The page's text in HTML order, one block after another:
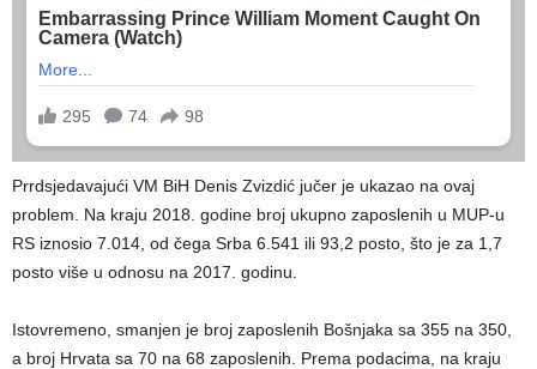
Prrdsjedavajući VM BiH Denis Zvizdić jučer je ukazao na ovaj
problem. Na kraju 2018. godine broj ukupno zaposlenih u MUP-u
RS iznosio 7.014, od čega Srba 6.541 ili 93,2 posto, što je za 1,7
posto više u odnosu na 2017. godinu.
Istovremeno, smanjen je broj zaposlenih Bošnjaka sa 355 na 350,
a broj Hrvata sa 70 na 68 zaposlenih. Prema podacima, na kraju